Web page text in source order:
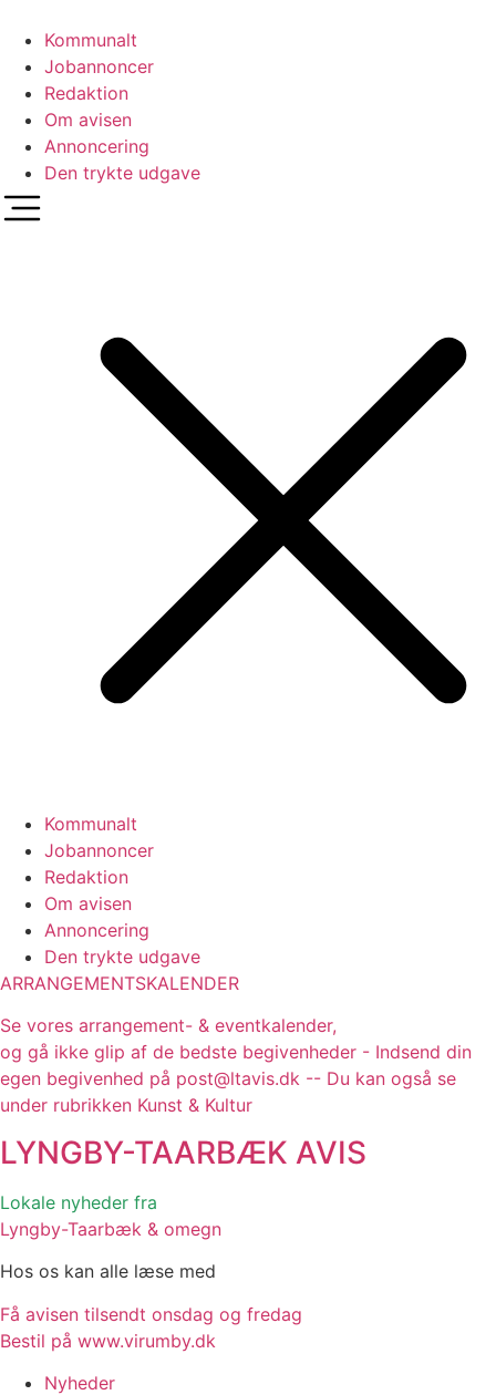
indhold
Kommunalt
Jobannoncer
Redaktion
Om avisen
Annoncering
Den trykte udgave
Kommunalt
Jobannoncer
Redaktion
Om avisen
Annoncering
Den trykte udgave
ARRANGEMENTSKALENDER
Se vores arrangement- & eventkalender,
og gå ikke glip af de bedste begivenheder - Indsend din
egen begivenhed på post@ltavis.dk -- Du kan også se
under rubrikken Kunst & Kultur
LYNGBY-TAARBÆK AVIS
Lokale nyheder fra
Lyngby-Taarbæk & omegn
Hos os kan alle læse med
Få avisen tilsendt onsdag og fredag
Bestil på www.virumby.dk
Nyheder